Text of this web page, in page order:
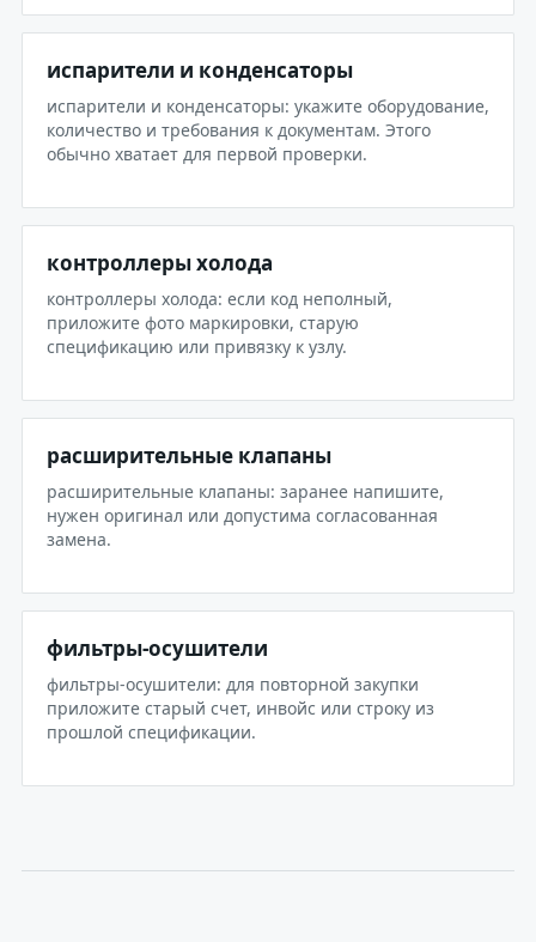
испарители и конденсаторы
испарители и конденсаторы: укажите оборудование,
количество и требования к документам. Этого
обычно хватает для первой проверки.
контроллеры холода
контроллеры холода: если код неполный,
приложите фото маркировки, старую
спецификацию или привязку к узлу.
расширительные клапаны
расширительные клапаны: заранее напишите,
нужен оригинал или допустима согласованная
замена.
фильтры-осушители
фильтры-осушители: для повторной закупки
приложите старый счет, инвойс или строку из
прошлой спецификации.